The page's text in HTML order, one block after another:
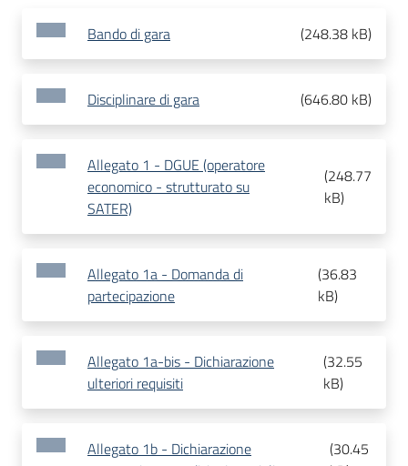
Bando di gara (248.38 kB)
Disciplinare di gara (646.80 kB)
Allegato 1 - DGUE (operatore
economico - strutturato su
SATER)
(248.77
kB)
Allegato 1a - Domanda di
partecipazione
(36.83
kB)
Allegato 1a-bis - Dichiarazione
ulteriori requisiti
(32.55
kB)
Allegato 1b - Dichiarazione
(30.45